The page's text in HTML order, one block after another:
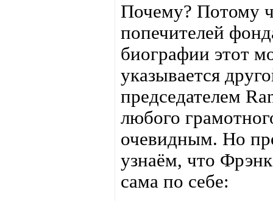
Почему? Потому
попечителей
биографии этот
указывается
председателем
любого
очевидным. Но
узнаём, что
сама по себе: